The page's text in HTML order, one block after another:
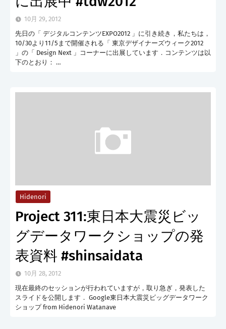
10月 29, 2012
先日の「 デジタルコンテンツEXPO2012 」に引き続き，私たちは，
10/30より11/5まで開催される「 東京デザイナーズウィーク2012
」の「 Design Next 」コーナーに出展しています．コンテンツは以
下のとおり： …
Hidenori
Project 311:東日本大震災ビッ
グデータワークショップの発
表資料 #shinsaidata
10月 28, 2012
現在最終のセッションが行われていますが，取り急ぎ，発表した
スライドを公開します． Google東日本大震災ビッグデータワーク
ショップ from Hidenori Watanave